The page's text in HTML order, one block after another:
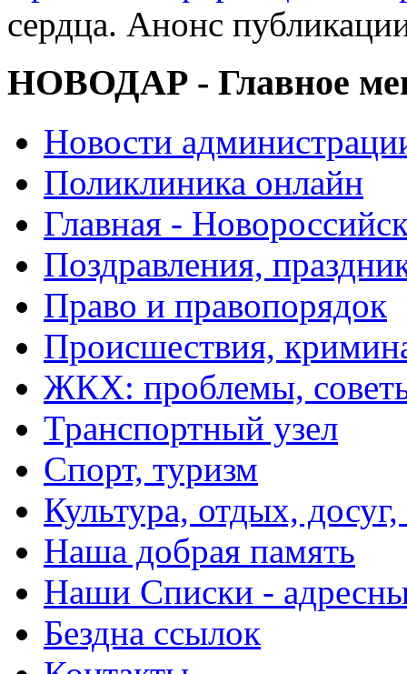
сердца. Анонс
НОВОДАР - Главное
Новости
Поликлиника онлайн
Главная -
Поздравления,
Право и правопорядок
Происшествия,
ЖКХ: проблемы,
Транспортный узел
Спорт, туризм
Культура, отдых,
Наша добрая память
Наши Списки -
Бездна ссылок